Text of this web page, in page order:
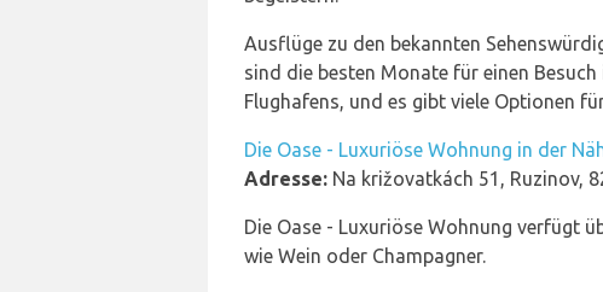
Ausflüge zu den bekannten
sind die besten Monate für einen
Flughafens, und es gibt viele Optionen
Die Oase - Luxuriöse Wohnung in der
Adresse: Na križovatkách 51, Ruzinov,
Die Oase - Luxuriöse Wohnung verfügt
wie Wein oder Champagner.